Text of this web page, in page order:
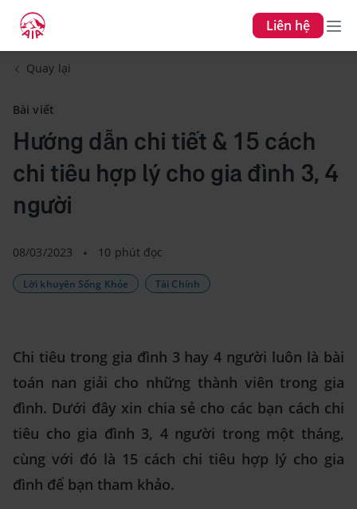
Liên hệ
Quay lại
Bài viết
Hướng dẫn chi tiết & 15 cách
chi tiêu hợp lý cho gia đình 3, 4
người
08/03/2023 10 phút đọc
Lời khuyên Sống Khỏe Tài Chính
Chi tiêu trong gia đình 3 hay 4 người luôn là bài
toán nan giải cho những thành viên trong gia
đình. Dưới đây xin chia sẻ cho các bạn cách chi
tiêu cho gia đình 3, 4 người trong một tháng,
cùng với đó là 15 cách chi tiêu hợp lý cho gia
đình để bạn tham khảo.